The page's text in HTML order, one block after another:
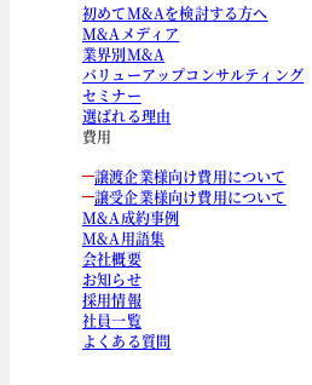
初めてM&Aを検討する方へ
M&Aメディア
業界別M&A
バリューアップコンサルティング
セミナー
選ばれる理由
費用
譲渡企業様向け費用について
譲受企業様向け費用について
M&A成約事例
M&A用語集
会社概要
お知らせ
採用情報
社員一覧
よくある質問